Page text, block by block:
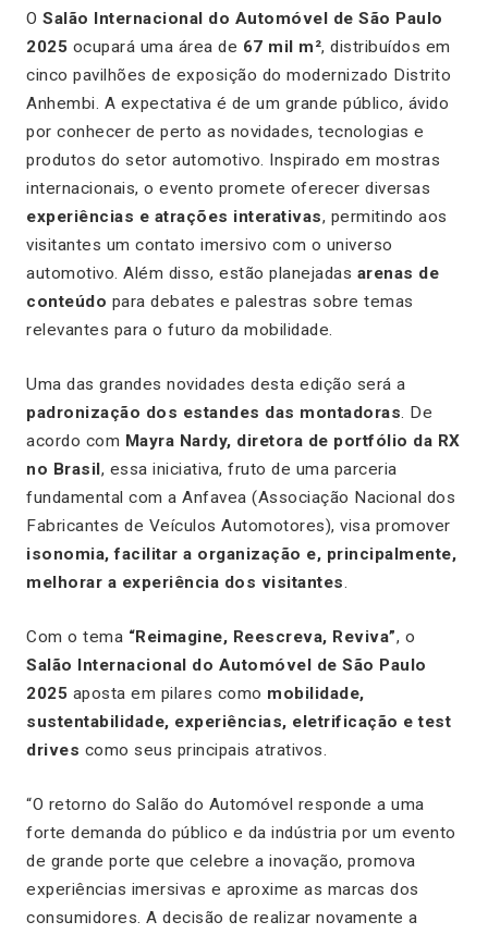
O Salão Internacional do Automóvel de São Paulo
2025 ocupará uma área de 67 mil m², distribuídos em
cinco pavilhões de exposição do modernizado Distrito
Anhembi. A expectativa é de um grande público, ávido
por conhecer de perto as novidades, tecnologias e
produtos do setor automotivo. Inspirado em mostras
internacionais, o evento promete oferecer diversas
experiências e atrações interativas, permitindo aos
visitantes um contato imersivo com o universo
automotivo. Além disso, estão planejadas arenas de
conteúdo para debates e palestras sobre temas
relevantes para o futuro da mobilidade.
Uma das grandes novidades desta edição será a
padronização dos estandes das montadoras. De
acordo com Mayra Nardy, diretora de portfólio da RX
no Brasil, essa iniciativa, fruto de uma parceria
fundamental com a Anfavea (Associação Nacional dos
Fabricantes de Veículos Automotores), visa promover
isonomia, facilitar a organização e, principalmente,
melhorar a experiência dos visitantes.
Com o tema “Reimagine, Reescreva, Reviva”, o
Salão Internacional do Automóvel de São Paulo
2025 aposta em pilares como mobilidade,
sustentabilidade, experiências, eletrificação e test
drives como seus principais atrativos.
“O retorno do Salão do Automóvel responde a uma
forte demanda do público e da indústria por um evento
de grande porte que celebre a inovação, promova
experiências imersivas e aproxime as marcas dos
consumidores. A decisão de realizar novamente a